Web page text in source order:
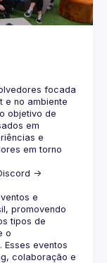
focada
e no ambiente
objetivo de
em
e
em torno
->
e
promovendo
tipos de
o
eventos
colaboração e